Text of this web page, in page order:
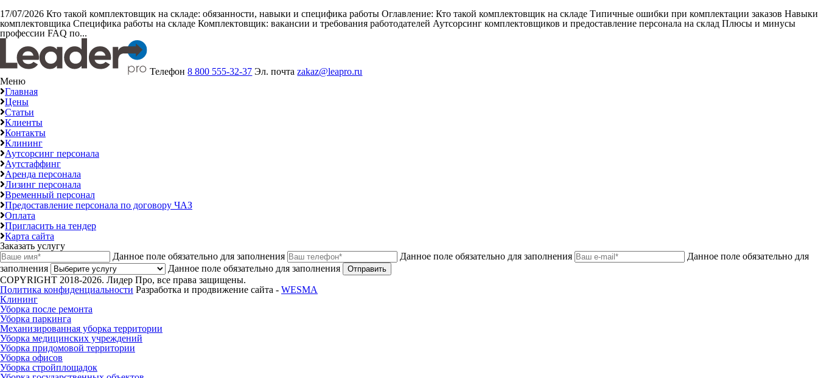
17/07/2026 Кто такой комплектовщик на складе: обязанности, навыки и специфика работы Оглавление: Кто такой комплектовщик на складе Типичные ошибки при комплектации заказов Навыки
комплектовщика Специфика работы на складе Комплектовщик: вакансии и требования работодателей Аутсорсинг комплектовщиков и предоставление персонала на склад Плюсы и минусы
профессии FAQ по...
Телефон8 800 555-32-37 Эл. почтаzakaz@leapro.ru
Меню
Главная
Цены
Статьи
Клиенты
Контакты
Клининг
Аутсорсинг персонала
Аутстаффинг
Аренда персонала
Лизинг персонала
Временный персонал
Предоставление персонала по договору ЧАЗ
Оплата
Пригласить на тендер
Карта сайта
Заказать услугу
Данное поле обязательно для заполнения
Данное поле обязательно для заполнения
Данное поле обязательно для
заполнения
Данное поле обязательно для заполнения Отправить
COPYRIGHT 2018-2026. Лидер Про, все права защищены.
Политика конфиденциальности Разработка и продвижение сайта - WESMA
Клининг
Уборка после ремонта
Уборка паркинга
Механизированная уборка территории
Уборка медицинских учреждений
Уборка придомовой территории
Уборка офисов
Уборка стройплощадок